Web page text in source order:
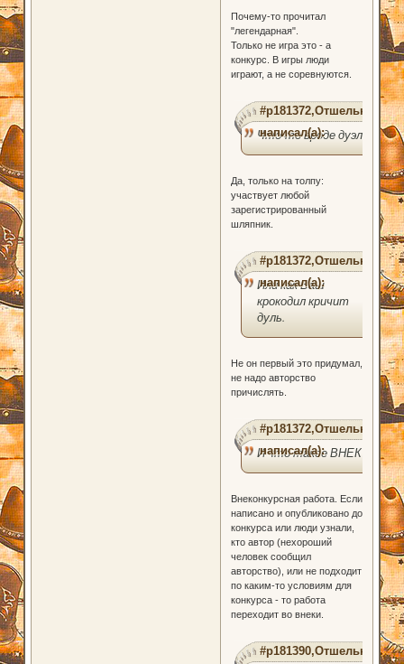
Почему-то прочитал
"легендарная".
Только не игра это - а
конкурс. В игры люди
играют, а не соревнуются.
#p181372,Отшельник
написал(а):
Что-то вроде дуэли.
Да, только на толпу:
участвует любой
зарегистрированный
шляпник.
#p181372,Отшельник
написал(а):
Или как Ваш
крокодил кричит
дуль.
Не он первый это придумал,
не надо авторство
причислять.
#p181372,Отшельник
написал(а):
И что такое ВНЕК?
Внеконкурсная работа. Если
написано и опубликовано до
конкурса или люди узнали,
кто автор (нехороший
человек сообщил
авторство), или не подходит
по каким-то условиям для
конкурса - то работа
переходит во внеки.
#p181390,Отшельник